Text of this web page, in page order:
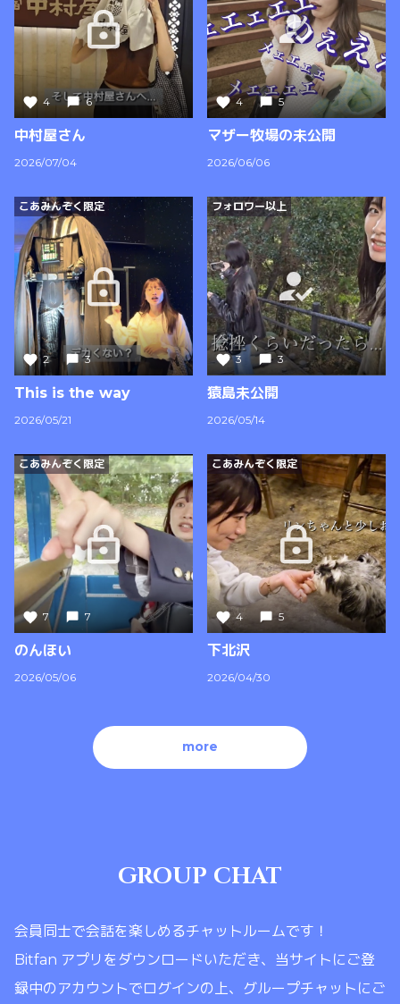
4 6
中村屋さん
2026/07/04
4 5
マザー牧場の未公開
2026/06/06
こあみんぞく限定
2 3
This is the way
2026/05/21
フォロワー以上
3 3
猿島未公開
2026/05/14
こあみんぞく限定
7 7
のんほい
2026/05/06
こあみんぞく限定
4 5
下北沢
2026/04/30
more
GROUP CHAT
会員同士で会話を楽しめるチャットルームです！
Bitfan アプリをダウンロードいただき、当サイトにご登
録中のアカウントでログインの上、グループチャットにご